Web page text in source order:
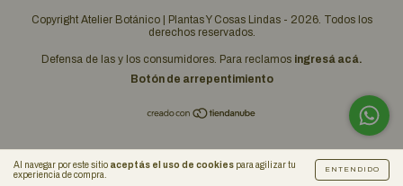
Al navegar por este sitio aceptás el uso de cookies para agilizar tu
experiencia de compra.
ENTENDIDO
Copyright Atelier Botánico | Plantas Y Cosas Lindas - 2026. Todos los
derechos reservados.
Defensa de las y los consumidores. Para reclamos ingresá acá.
Botón de arrepentimiento